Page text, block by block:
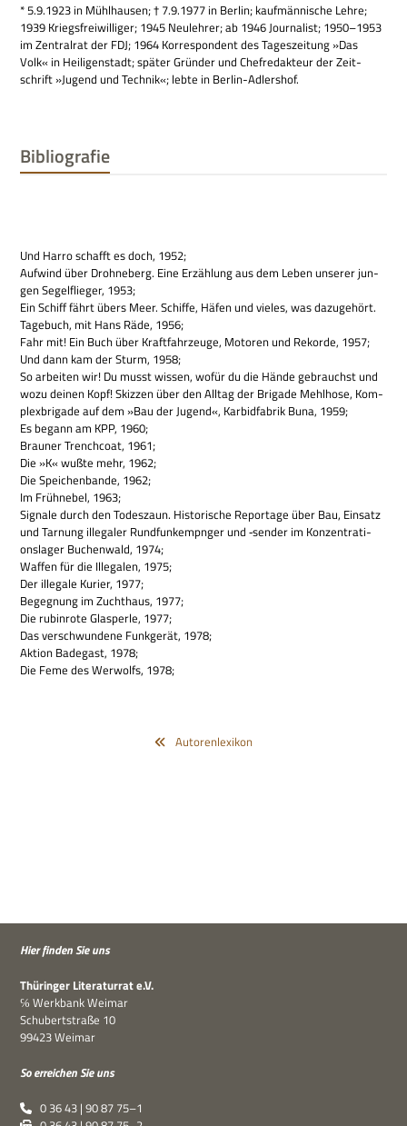
* 5.9.1923 in Mühl­hau­sen; † 7.9.1977 in Ber­lin; kauf­män­ni­sche Lehre;
1939 Kriegs­frei­wil­li­ger; 1945 Neu­leh­rer; ab 1946 Jour­na­list; 1950–1953
im Zen­tral­rat der FDJ; 1964 Kor­re­spon­dent des Tages­zei­tung »Das
Volk« in Hei­li­gen­stadt; spä­ter Grün­der und Chef­re­dak­teur der Zeit­
schrift »Jugend und Tech­nik«; lebte in Berlin-Adlershof.
Bibliografie
Und Harro schafft es doch, 1952;
Auf­wind über Drohn­eberg. Eine Erzäh­lung aus dem Leben unse­rer jun­
gen Segel­flie­ger, 1953;
Ein Schiff fährt übers Meer. Schiffe, Häfen und vie­les, was dazu­ge­hört.
Tage­buch, mit Hans Räde, 1956;
Fahr mit! Ein Buch über Kraft­fahr­zeuge, Moto­ren und Rekorde, 1957;
Und dann kam der Sturm, 1958;
So arbei­ten wir! Du musst wis­sen, wofür du die Hände gebrauchst und
wozu dei­nen Kopf! Skiz­zen über den All­tag der Bri­gade Mehl­hose, Kom­
plex­bri­gade auf dem »Bau der Jugend«, Kar­bidfa­brik Buna, 1959;
Es begann am KPP, 1960;
Brau­ner Trench­coat, 1961;
Die »K« wußte mehr, 1962;
Die Spei­chen­bande, 1962;
Im Früh­ne­bel, 1963;
Signale durch den Todes­zaun. Histo­ri­sche Repor­tage über Bau, Ein­satz
und Tar­nung ille­ga­ler Rund­funk­empn­ger und ‑sen­der im Kon­zen­tra­ti­
ons­la­ger Buchen­wald, 1974;
Waf­fen für die Ille­ga­len, 1975;
Der ille­gale Kurier, 1977;
Begeg­nung im Zucht­haus, 1977;
Die rubin­rote Glas­perle, 1977;
Das ver­schwun­dene Funk­ge­rät, 1978;
Aktion Bade­gast, 1978;
Die Feme des Wer­wolfs, 1978;
Autorenlexikon
Hier fin­den Sie uns
Thü­rin­ger Lite­ra­tur­rat e.V.
℅ Werk­bank Weimar
Schu­bert­straße 10
99423 Weimar
So errei­chen Sie uns
0 36 43 | 90 87 75–1